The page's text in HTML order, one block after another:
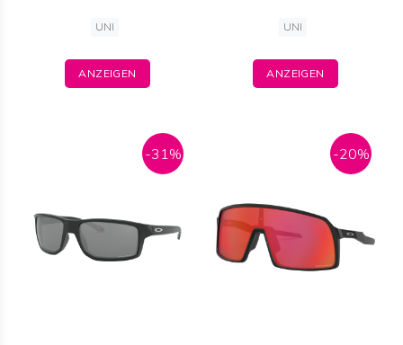
UNI
ANZEIGEN
UNI
ANZEIGEN
-31% -20%